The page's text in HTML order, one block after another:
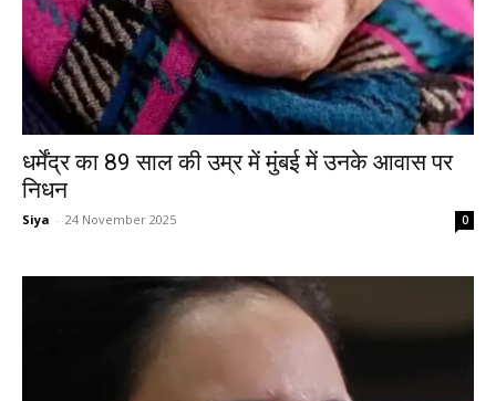
धर्मेंद्र का 89 साल की उम्र में मुंबई में उनके आवास पर
निधन
Siya - 24 November 2025 0